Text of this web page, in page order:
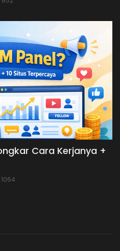
Cara Kerjanya +
1064